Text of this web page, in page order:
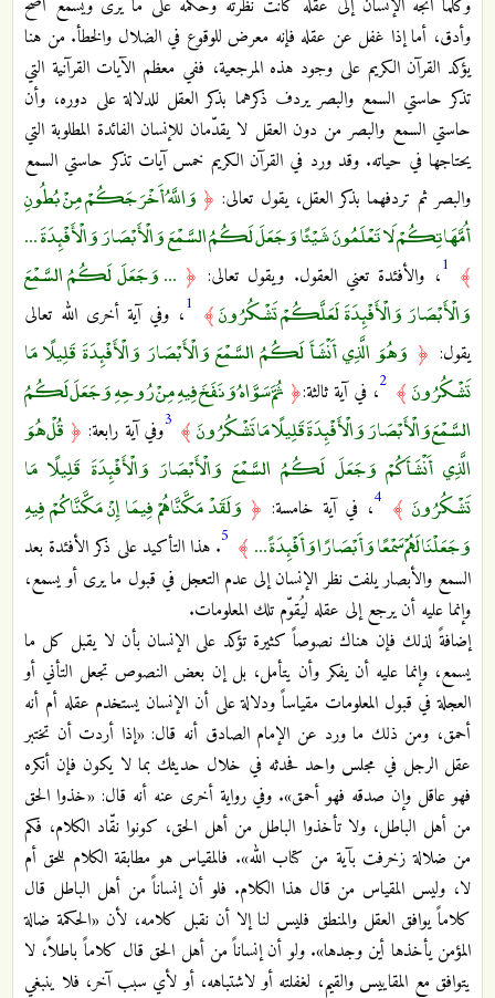
وكلما اتجه الإنسان إلى عقله كانت نظرته وحكمه على ما يرى ويسمع أصح
وأدق، أما إذا غفل عن عقله فإنه معرض للوقوع في الضلال والخطأ. من هنا
يؤكد القرآن الكريم على وجود هذه المرجعية، ففي معظم الآيات القرآنية التي
تذكر حاستي السمع والبصر يردف ذكرهما بذكر العقل للدلالة على دوره، وأن
حاستي السمع والبصر من دون العقل لا يقدّمان للإنسان الفائدة المطلوبة التي
يحتاجها في حياته. وقد ورد في القرآن الكريم خمس آيات تذكر حاستي السمع
والبصر ثم تردفهما بذكر العقل، يقول تعالى: ﴿ وَاللَّهُ أَخْرَجَكُمْ مِنْ بُطُونِ
أُمَّهَاتِكُمْ لَا تَعْلَمُونَ شَيْئًا وَجَعَلَ لَكُمُ السَّمْعَ وَالْأَبْصَارَ وَالْأَفْئِدَةَ ...
﴾ 1، والأفئدة تعني العقول. ويقول تعالى: ﴿ ... وَجَعَلَ لَكُمُ السَّمْعَ
وَالْأَبْصَارَ وَالْأَفْئِدَةَ لَعَلَّكُمْ تَشْكُرُونَ﴾ 1، وفي آية أخرى الله تعالى
يقول: ﴿ وَهُوَ الَّذِي أَنْشَأَ لَكُمُ السَّمْعَ وَالْأَبْصَارَ وَالْأَفْئِدَةَ قَلِيلًا مَا
تَشْكُرُونَ﴾ 2، في آية ثالثة:﴿ ثُمَّ سَوَّاهُ وَنَفَخَ فِيهِ مِنْ رُوحِهِ وَجَعَلَ لَكُمُ
السَّمْعَ وَالْأَبْصَارَ وَالْأَفْئِدَةَ قَلِيلًا مَا تَشْكُرُونَ ﴾ 3وفي آية رابعة: ﴿ قُلْ هُوَ
الَّذِي أَنْشَأَكُمْ وَجَعَلَ لَكُمُ السَّمْعَ وَالْأَبْصَارَ وَالْأَفْئِدَةَ قَلِيلًا مَا
تَشْكُرُونَ ﴾ 4، في آية خامسة: ﴿ وَلَقَدْ مَكَّنَّاهُمْ فِيمَا إِنْ مَكَّنَّاكُمْ فِيهِ
وَجَعَلْنَا لَهُمْ سَمْعًا وَأَبْصَارًا وَأَفْئِدَةً ... ﴾ 5. هذا التأكيد على ذكر الأفئدة بعد
السمع والأبصار يلفت نظر الإنسان إلى عدم التعجل في قبول ما يرى أو يسمع،
وإنما عليه أن يرجع إلى عقله ليُقوّم تلك المعلومات.
إضافةً لذلك فإن هناك نصوصاً كثيرة تؤكد على الإنسان بأن لا يقبل كل ما
يسمع، وإنما عليه أن يفكر وأن يتأمل، بل إن بعض النصوص تجعل التأني أو
العجلة في قبول المعلومات مقياساً ودلالة على أن الإنسان يستخدم عقله أم أنه
أحمق، ومن ذلك ما ورد عن الإمام الصادق أنه قال: «إذا أردت أن تختبر
عقل الرجل في مجلس واحد فحدثه في خلال حديثك بما لا يكون فإن أنكره
فهو عاقل وإن صدقه فهو أحمق». وفي رواية أخرى عنه أنه قال: «خذوا الحق
من أهل الباطل، ولا تأخذوا الباطل من أهل الحق، كونوا نقّاد الكلام، فكم
من ضلالة زخرفت بآية من كتاب الله». فالمقياس هو مطابقة الكلام للحق أم
لا، وليس المقياس من قال هذا الكلام. فلو أن إنساناً من أهل الباطل قال
كلاماً يوافق العقل والمنطق فليس لنا إلا أن نقبل كلامه، لأن «الحكمة ضالة
المؤمن يأخذها أين وجدها». ولو أن إنساناً من أهل الحق قال كلاماً باطلاً، لا
يتوافق مع المقاييس والقيم، لغفلته أو لاشتباهه، أو لأي سبب آخر، فلا ينبغي